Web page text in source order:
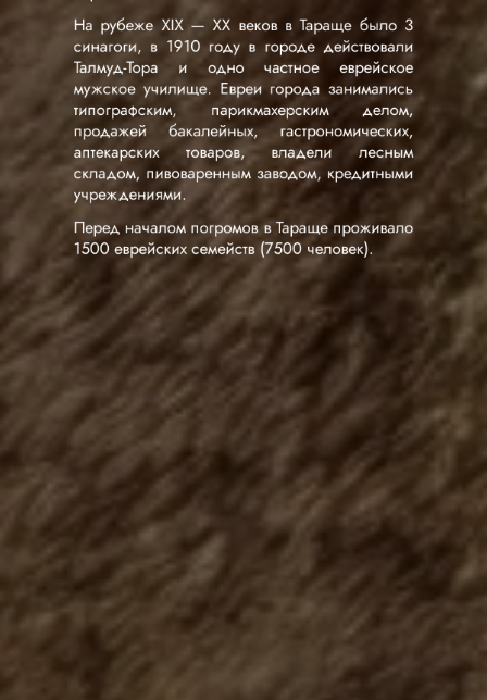
На рубеже XIX — XX веков в Тараще было 3
синагоги, в 1910 году в городе действовали
Талмуд-Тора и одно частное еврейское
мужское училище. Евреи города занимались
типографским, парикмахерским делом,
продажей бакалейных, гастрономических,
аптекарских товаров, владели лесным
складом, пивоваренным заводом, кредитными
учреждениями.
Перед началом погромов в Тараще проживало
1500 еврейских семейств (7500 человек).